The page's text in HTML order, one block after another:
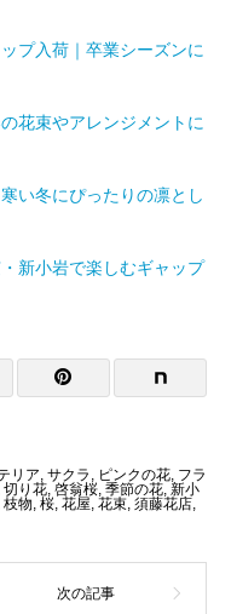
プ入荷｜卒業シーズンに
花束やアレンジメントに
い冬にぴったりの凛とし
新小岩で楽しむギャップ
リア, サクラ , ピンクの花, フラ
切り花, 啓翁桜, 季節の花, 新小
枝物, 桜, 花屋, 花束, 須藤花店,